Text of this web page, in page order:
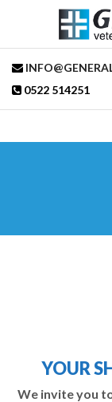
0522 514251
YOUR
We invite you